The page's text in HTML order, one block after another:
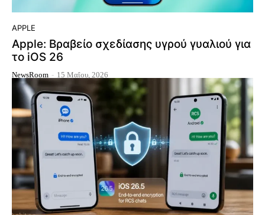
APPLE
Apple: Βραβείο σχεδίασης υγρού γυαλιού για
το iOS 26
NewsRoom - 15 Μαΐου, 2026